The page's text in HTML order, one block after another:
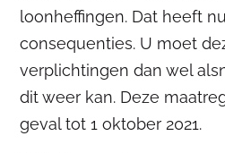
loonheffingen. Dat heeft
consequenties. U moet
verplichtingen dan wel
dit weer kan. Deze
geval tot 1 oktober 2021.